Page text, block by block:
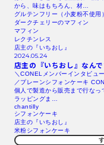
から、味はもちろん、材…
グルテンフリー（小麦粉不使用）
ダークチェリーのマフィン
マフィン
レクチンレス
店主の『いちおし』
2024.05.24
店主の『いちおし』な
＼CONELメンバーインタビュ
／プレーンシフォンケーキ
個人で製造から販売まで行な
ラッピングま…
chantilly
シフォンケーキ
店主の『いちおし』
米粉シフォンケーキ